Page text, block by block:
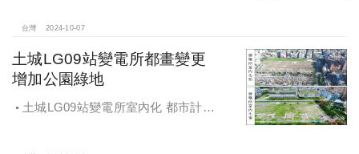
台灣 2024-10-07
土城LG09站變電所都畫變更
增加公園綠地
土城LG09站變電所室內化 都市計畫